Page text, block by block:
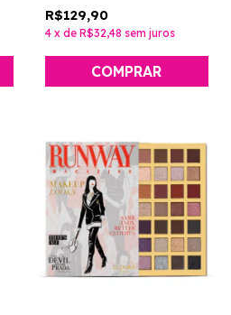
R$129,90
4 x de R$32,48 sem juros